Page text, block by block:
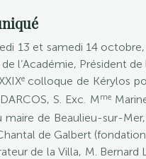
13 et samedi 14
l’Académie, Président
ecolloque de Kérylos
S. Exc. Mme
maire de Beaulieu-sur-
de Galbert
de la Villa, M.